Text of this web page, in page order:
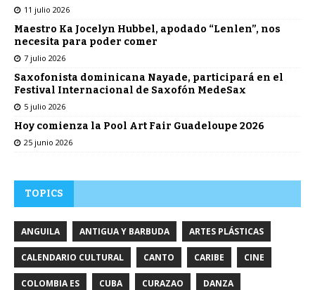
11 julio 2026
Maestro Ka Jocelyn Hubbel, apodado “Lenlen”, nos
necesita para poder comer
7 julio 2026
Saxofonista dominicana Nayade, participará en el
Festival Internacional de Saxofón MedeSax
5 julio 2026
Hoy comienza la Pool Art Fair Guadeloupe 2026
25 junio 2026
TOPICS
ANGUILA ANTIGUA Y BARBUDA ARTES PLÁSTICAS
CALENDARIO CULTURAL CANTO CARIBE CINE
COLOMBIA ES CUBA CURAZAO DANZA